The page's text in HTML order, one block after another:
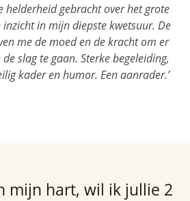
helderheid gebracht over het grote
in mijn diepste kwetsuur. De
me de moed en de kracht om er
slag te gaan. Sterke begeleiding,
kader en humor. Een aanrader.’
mijn hart, wil ik jullie 2